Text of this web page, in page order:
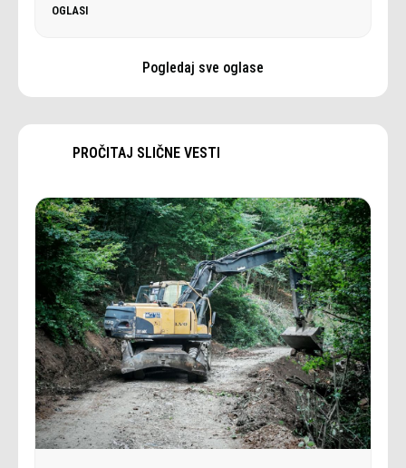
OGLASI
Pogledaj sve oglase
PROČITAJ SLIČNE VESTI